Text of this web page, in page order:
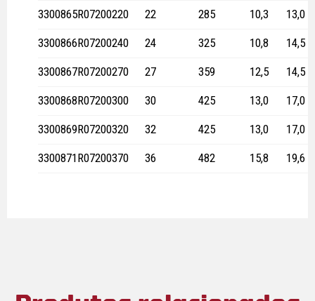
3300865R07200220 22 285 10,3 13,0
3300866R07200240 24 325 10,8 14,5
3300867R07200270 27 359 12,5 14,5
3300868R07200300 30 425 13,0 17,0
3300869R07200320 32 425 13,0 17,0
3300871R07200370 36 482 15,8 19,6